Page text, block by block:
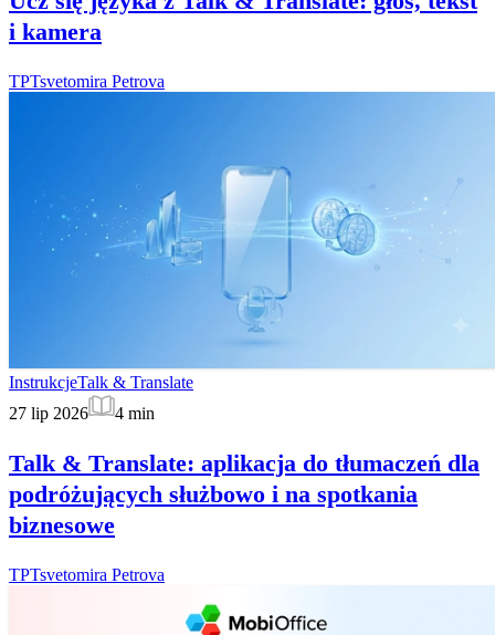
i kamera
TPTsvetomira Petrova
InstrukcjeTalk & Translate
27 lip 2026
4 min
Talk & Translate: aplikacja do tłumaczeń dla
podróżujących służbowo i na spotkania
biznesowe
TPTsvetomira Petrova